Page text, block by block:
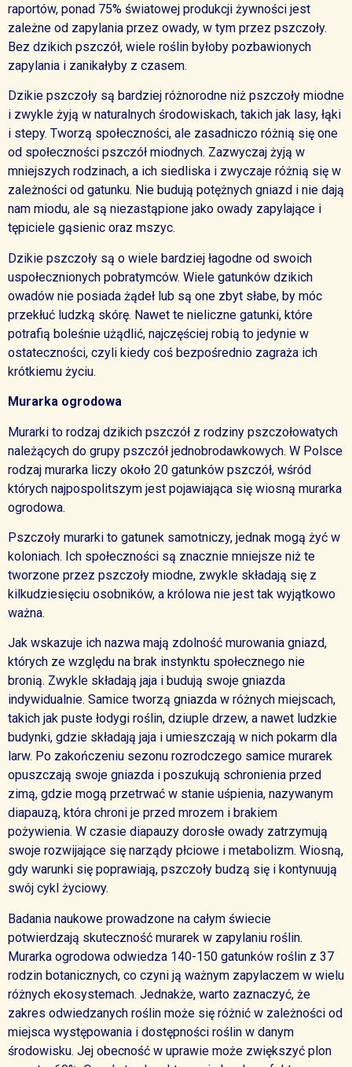
raportów, ponad 75% światowej produkcji żywności jest
zależne od zapylania przez owady, w tym przez pszczoły.
Bez dzikich pszczół, wiele roślin byłoby pozbawionych
zapylania i zanikałyby z czasem.
Dzikie pszczoły są bardziej różnorodne niż pszczoły miodne
i zwykle żyją w naturalnych środowiskach, takich jak lasy, łąki
i stepy. Tworzą społeczności, ale zasadniczo różnią się one
od społeczności pszczół miodnych. Zazwyczaj żyją w
mniejszych rodzinach, a ich siedliska i zwyczaje różnią się w
zależności od gatunku. Nie budują potężnych gniazd i nie dają
nam miodu, ale są niezastąpione jako owady zapylające i
tępiciele gąsienic oraz mszyc.
Dzikie pszczoły są o wiele bardziej łagodne od swoich
uspołecznionych pobratymców. Wiele gatunków dzikich
owadów nie posiada żądeł lub są one zbyt słabe, by móc
przekłuć ludzką skórę. Nawet te nieliczne gatunki, które
potrafią boleśnie użądlić, najczęściej robią to jedynie w
ostateczności, czyli kiedy coś bezpośrednio zagraża ich
krótkiemu życiu.
Murarka ogrodowa
Murarki to rodzaj dzikich pszczół z rodziny pszczołowatych
należących do grupy pszczół jednobrodawkowych. W Polsce
rodzaj murarka liczy około 20 gatunków pszczół, wśród
których najpospolitszym jest pojawiająca się wiosną murarka
ogrodowa.
Pszczoły murarki to gatunek samotniczy, jednak mogą żyć w
koloniach. Ich społeczności są znacznie mniejsze niż te
tworzone przez pszczoły miodne, zwykle składają się z
kilkudziesięciu osobników, a królowa nie jest tak wyjątkowo
ważna.
Jak wskazuje ich nazwa mają zdolność murowania gniazd,
których ze względu na brak instynktu społecznego nie
bronią. Zwykle składają jaja i budują swoje gniazda
indywidualnie. Samice tworzą gniazda w różnych miejscach,
takich jak puste łodygi roślin, dziuple drzew, a nawet ludzkie
budynki, gdzie składają jaja i umieszczają w nich pokarm dla
larw. Po zakończeniu sezonu rozrodczego samice murarek
opuszczają swoje gniazda i poszukują schronienia przed
zimą, gdzie mogą przetrwać w stanie uśpienia, nazywanym
diapauzą, która chroni je przed mrozem i brakiem
pożywienia. W czasie diapauzy dorosłe owady zatrzymują
swoje rozwijające się narządy płciowe i metabolizm. Wiosną,
gdy warunki się poprawiają, pszczoły budzą się i kontynuują
swój cykl życiowy.
Badania naukowe prowadzone na całym świecie
potwierdzają skuteczność murarek w zapylaniu roślin.
Murarka ogrodowa odwiedza 140-150 gatunków roślin z 37
rodzin botanicznych, co czyni ją ważnym zapylaczem w wielu
różnych ekosystemach. Jednakże, warto zaznaczyć, że
zakres odwiedzanych roślin może się różnić w zależności od
miejsca występowania i dostępności roślin w danym
środowisku. Jej obecność w uprawie może zwiększyć plon